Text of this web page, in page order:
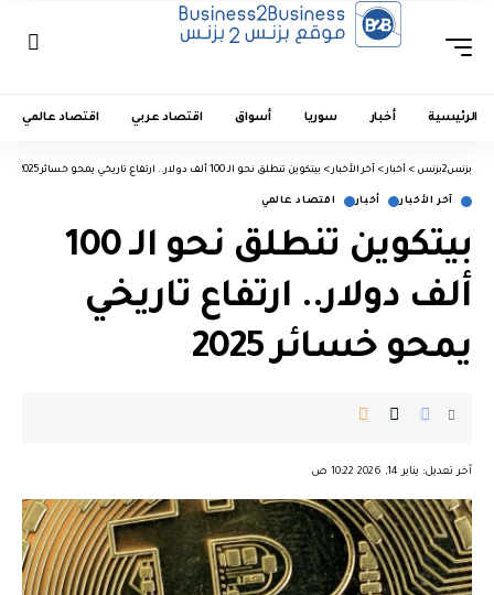
الرئيسية أخبار سوريا أسواق اقتصاد عربي اقتصاد عالمي
بزنس2بزنس > أخبار > آخر الأخبار > بيتكوين تنطلق نحو الـ 100 ألف دولار.. ارتفاع تاريخي يمحو خسائر 2025
آخر الأخبار أخبار اقتصاد عالمي
بيتكوين تنطلق نحو الـ 100
ألف دولار.. ارتفاع تاريخي
يمحو خسائر 2025
آخر تعديل: يناير 14, 2026 10:22 ص